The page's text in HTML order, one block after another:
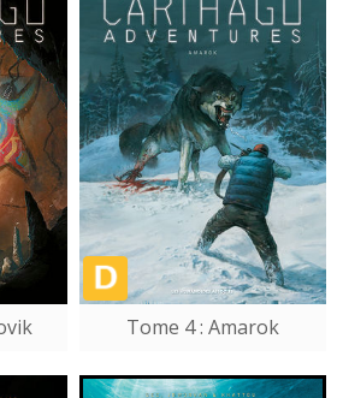
Tome 4 : Amarok